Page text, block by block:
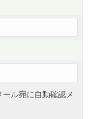
ル宛に自動確認メ